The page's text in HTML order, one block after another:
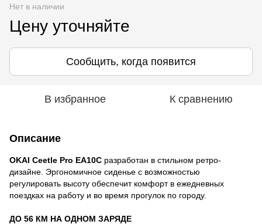
Нет в наличии
Цену уточняйте
Сообщить, когда появится
В избранное К сравнению
Описание
OKAI Ceetle Pro EA10C разработан в стильном ретро-
дизайне. Эргономичное сиденье с возможностью
регулировать высоту обеспечит комфорт в ежедневных
поездках на работу и во время прогулок по городу.
ДО 56 КМ НА ОДНОМ ЗАРЯДЕ